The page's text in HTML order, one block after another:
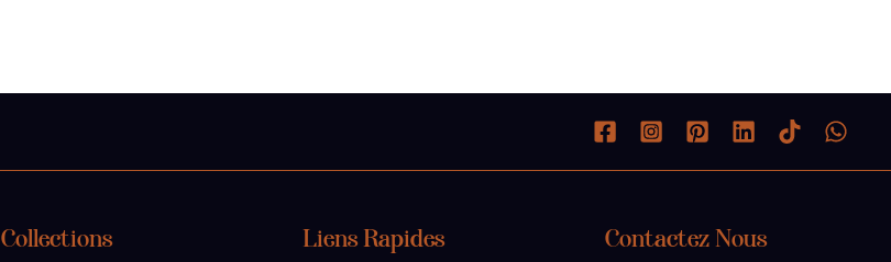
Collections Liens Rapides Contactez Nous